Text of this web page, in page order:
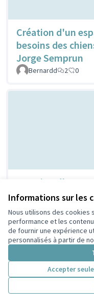
Informations sur les
Nous utilisons des cookies
performance et les
de fournir une expérience
personnalisés à partir de
Accepter
Création d'un
besoins des
Jorge Semprun
Bernardd 2 0
Creation d'espaces
jeunesse
Bouaziz